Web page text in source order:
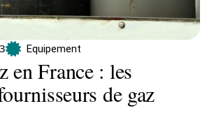
Equipement
en France : les
de gaz